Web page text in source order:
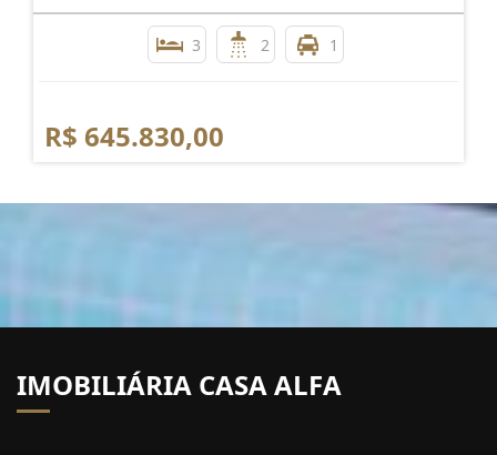
3 2 1
R$ 645.830,00
IMOBILIÁRIA CASA ALFA